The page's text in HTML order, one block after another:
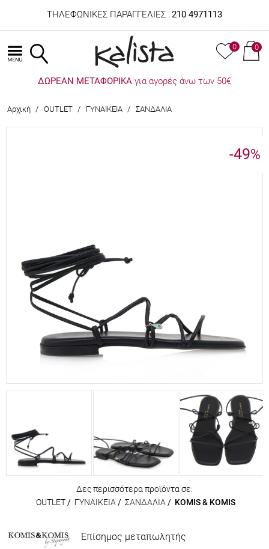
ΤΗΛΕΦΩΝΙΚΕΣ ΠΑΡΑΓΓΕΛΙΕΣ : 210 4971113
0 0
ΔΩΡΕΑΝ ΜΕΤΑΦΟΡΙΚΑ για αγορές άνω των 50€
Αρχική / OUTLET / ΓΥΝΑΙΚΕΙΑ / ΣΑΝΔΑΛΙΑ
-49%
Δες περισσότερα προϊόντα σε:
OUTLET/ ΓΥΝΑΙΚΕΙΑ / ΣΑΝΔΑΛΙΑ / KOMIS & KOMIS
Επίσημος μεταπωλητής